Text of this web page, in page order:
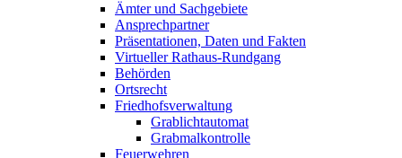
Ämter und Sachgebiete
Ansprechpartner
Präsentationen, Daten und Fakten
Virtueller Rathaus-Rundgang
Behörden
Ortsrecht
Friedhofsverwaltung
Grablichtautomat
Grabmalkontrolle
Feuerwehren